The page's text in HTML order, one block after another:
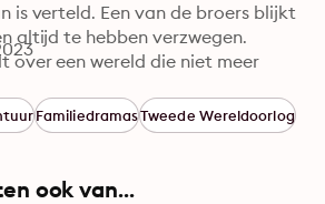
is verteld. Een van de broers blijkt
altijd te hebben verzwegen.
over een wereld die niet meer
de vraag: wat werd er allemaal
en hoe kun je de ander dan
- zelfs iemand die je zo na
FamiliedramasTweede Wereldoorlog
ook van...